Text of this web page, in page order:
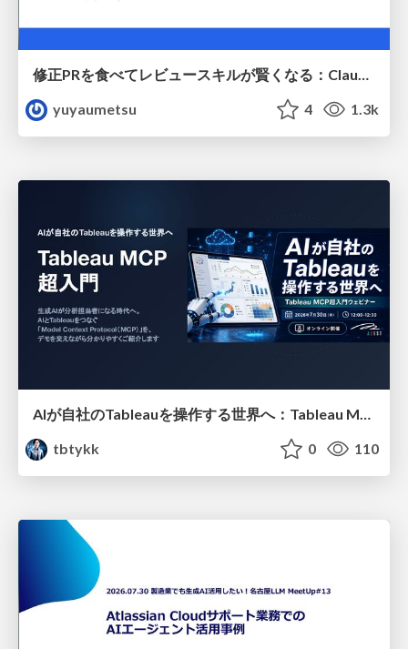
修正PRを食べてレビュースキルが賢くなる：Claude Codeによる自己改善サイクル
yuyaumetsu
4 1.3k
tbtykk
0 110